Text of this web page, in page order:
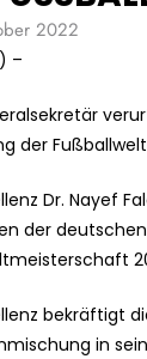
2022
–
der
Dr. Nayef
der
bekräftigt
in